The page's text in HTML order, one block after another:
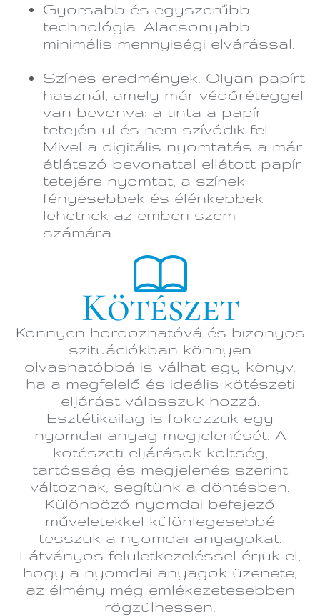
Gyorsabb és egyszerűbb
technológia. Alacsonyabb
minimális mennyiségi elvárással.
Színes eredmények. Olyan papírt
használ, amely már védőréteggel
van bevonva; a tinta a papír
tetején ül és nem szívódik fel.
Mivel a digitális nyomtatás a már
átlátszó bevonattal ellátott papír
tetejére nyomtat, a színek
fényesebbek és élénkebbek
lehetnek az emberi szem
számára.
Kötészet
Könnyen hordozhatóvá és bizonyos
szituációkban könnyen
olvashatóbbá is válhat egy könyv,
ha a megfelelő és ideális kötészeti
eljárást válasszuk hozzá.
Esztétikailag is fokozzuk egy
nyomdai anyag megjelenését. A
kötészeti eljárások költség,
tartósság és megjelenés szerint
változnak, segítünk a döntésben.
Különböző nyomdai befejező
műveletekkel különlegesebbé
tesszük a nyomdai anyagokat.
Látványos felületkezeléssel érjük el,
hogy a nyomdai anyagok üzenete,
az élmény még emlékezetesebben
rögzülhessen.